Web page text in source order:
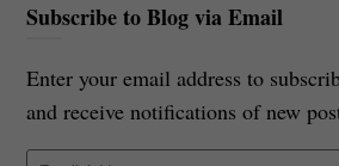
Subscribe to Blog via Email
Enter your email address to
and receive notifications of new